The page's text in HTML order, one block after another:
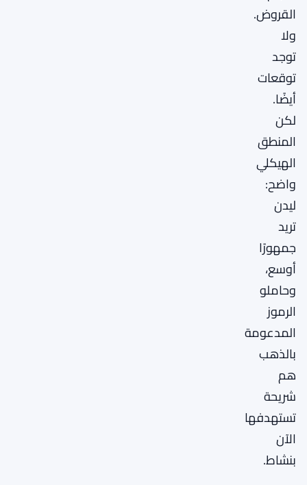
القروض.
ولا
توجد
توقعات
أيضًا.
لكن
المنطق
الهيكلي
واضح:
ليدن
تريد
جمهورًا
أوسع،
وحاملو
الرموز
المدعومة
بالذهب
هم
شريحة
تستهدفها
الآن
بنشاط.